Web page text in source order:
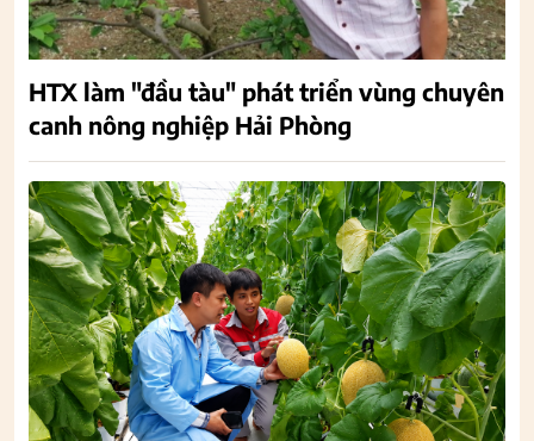
HTX làm "đầu tàu" phát triển vùng chuyên
canh nông nghiệp Hải Phòng